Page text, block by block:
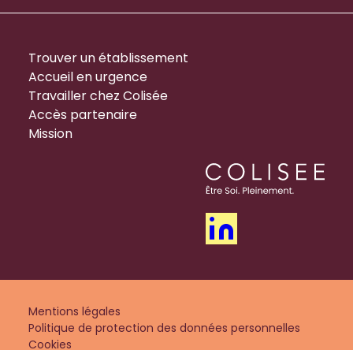
Trouver un établissement
Accueil en urgence
Travailler chez Colisée
Accès partenaire
Mission
Mentions légales
Politique de protection des données personnelles
Cookies